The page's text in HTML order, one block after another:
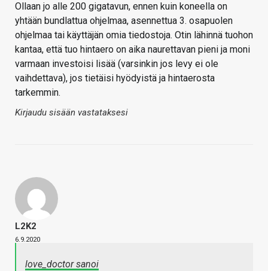
Ollaan jo alle 200 gigatavun, ennen kuin koneella on
yhtään bundlattua ohjelmaa, asennettua 3. osapuolen
ohjelmaa tai käyttäjän omia tiedostoja. Otin lähinnä tuohon
kantaa, että tuo hintaero on aika naurettavan pieni ja moni
varmaan investoisi lisää (varsinkin jos levy ei ole
vaihdettava), jos tietäisi hyödyistä ja hintaerosta
tarkemmin.
Kirjaudu sisään vastataksesi
L2K2
6.9.2020
love_doctor sanoi